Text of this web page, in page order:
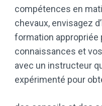
compétences en
chevaux, envisagez
formation appropriée
connaissances et
avec un instructeur
expérimenté pour